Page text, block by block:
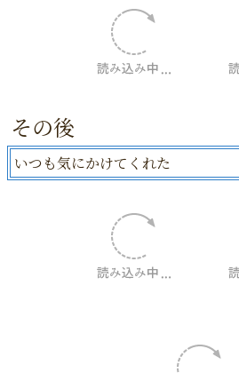
その後
いつも気にかけてくれた